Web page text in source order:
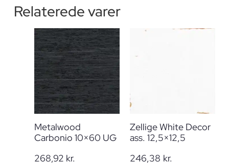
Relaterede varer
Metalwood
Carbonio 10×60 UG
268,92 kr.
Zellige White Decor
ass. 12,5×12,5
246,38 kr.